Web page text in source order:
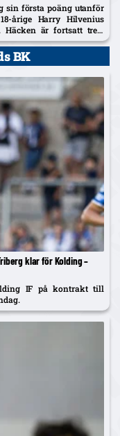
sin första poäng utanför
årige Harry Hilvenius
är fortsatt trea,
BK
klar för Kolding –
IF på kontrakt till